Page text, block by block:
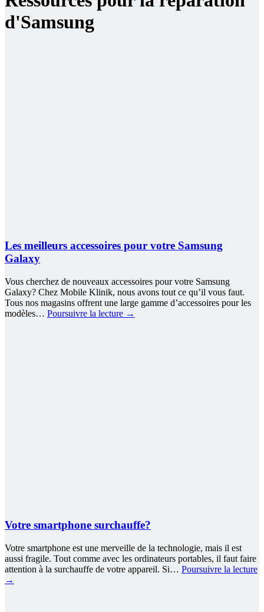
d'Samsung
Les meilleurs accessoires pour votre Samsung
Galaxy
Vous cherchez de nouveaux accessoires pour votre Samsung
Galaxy? Chez Mobile Klinik, nous avons tout ce qu’il vous faut.
Tous nos magasins offrent une large gamme d’accessoires pour les
modèles… Poursuivre la lecture →
Votre smartphone surchauffe?
Votre smartphone est une merveille de la technologie, mais il est
aussi fragile. Tout comme avec les ordinateurs portables, il faut faire
attention à la surchauffe de votre appareil. Si… Poursuivre la lecture
→